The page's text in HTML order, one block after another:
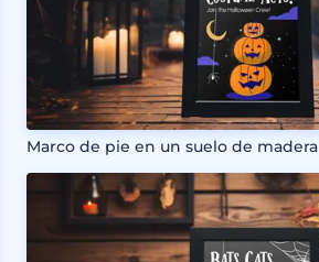
Marco de pie en un suelo de madera